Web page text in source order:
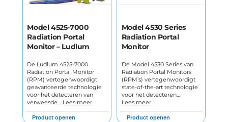
Model 4525-7000
Radiation Portal
Monitor – Ludlum
De Ludlum 4525-7000
Radiation Portal Monitor
(RPM) vertegenwoordigt
geavanceerde technologie
voor het detecteren van
verweesde… Lees meer
Product openen
Model 4530 Series
Radiation Portal
Monitor
De Model 4530 Series van
Radiation Portal Monitors
(RPM’s) vertegenwoordigt
state-of-the-art technologie
voor het detecteren…
Lees meer
Product openen